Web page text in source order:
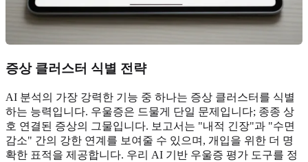
증상 클러스터 식별 전략
AI 분석의 가장 강력한 기능 중 하나는 증상 클러스터를 식별
하는 능력입니다. 우울증은 드물게 단일 문제입니다; 종종 상
호 연결된 증상의 그물입니다. 보고서는 "내적 긴장"과 "수면
감소" 간의 강한 연계를 보여줄 수 있으며, 개입을 위한 더 명
확한 표적을 제공합니다. 우리 AI 기반 우울증 평가 도구를 정